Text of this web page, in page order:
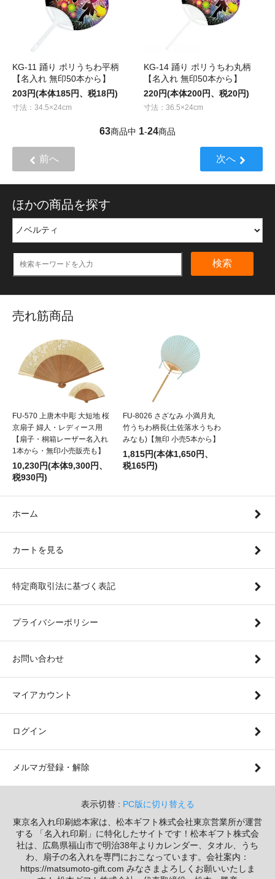
KG-11 踊り ポリうちわ平柄
【名入れ 無印50本から】
203円(本体185円、税18円)
寸法：34.5×24cm
KG-14 踊り ポリうちわ丸柄
【名入れ 無印50本から】
220円(本体200円、税20円)
寸法：36.5×24cm
63商品中 1-24商品
前へ 次へ
ほかの商品を探す
検索
売れ筋商品
FU-570 上唐木中彫 大短地 桜
京扇子 婦人・レディース用
【扇子・桐箱レーザー名入れ
1本から・無印小売販売も】
10,230円(本体9,300円、
税930円)
FU-8026 さざなみ 小満月丸
竹うちわ柄長(土佐落水うちわ
みなも)【無印 小売5本から】
1,815円(本体1,650円、
税165円)
ホーム
カートを見る
特定商取引法に基づく表記
プライバシーポリシー
お問い合わせ
マイアカウント
ログイン
メルマガ登録・解除
表示切替 : PC版に切り替える
東京名入れ印刷総本家は、松本ギフト株式会社東京営業所が運営
する 「名入れ印刷」に特化したサイトです！松本ギフト株式会
社は、広島県福山市で明治38年よりカレンダー、タオル、うち
わ、扇子の名入れを専門におこなっています。会社案内：
https://matsumoto-gift.com みなさまよろしくお願いいたしま